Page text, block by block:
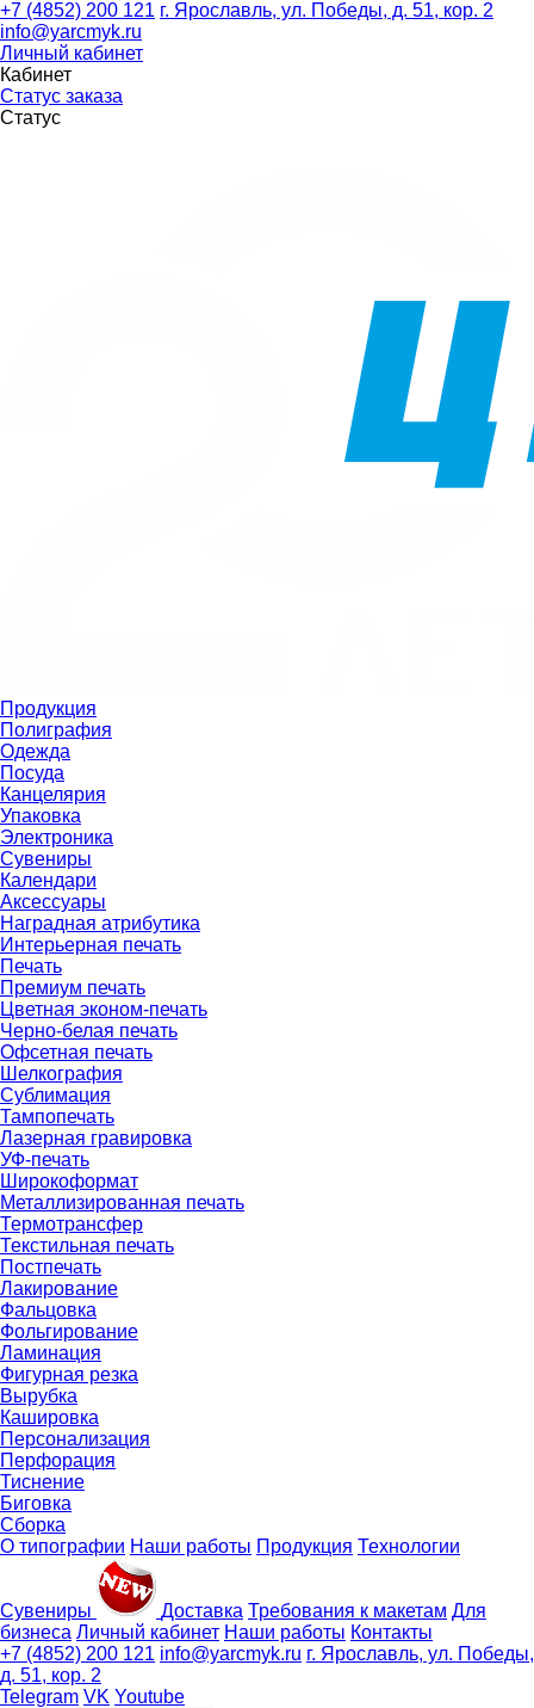
+7 (4852) 200 121 г. Ярославль, ул. Победы, д. 51, кор. 2
info@yarcmyk.ru
Личный кабинет
Кабинет
Статус заказа
Статус
Продукция
Полиграфия
Одежда
Посуда
Канцелярия
Упаковка
Электроника
Сувениры
Календари
Аксессуары
Наградная атрибутика
Интерьерная печать
Печать
Премиум печать
Цветная эконом-печать
Черно-белая печать
Офсетная печать
Шелкография
Сублимация
Тампопечать
Лазерная гравировка
УФ-печать
Широкоформат
Металлизированная печать
Термотрансфер
Текстильная печать
Постпечать
Лакирование
Фальцовка
Фольгирование
Ламинация
Фигурная резка
Вырубка
Кашировка
Персонализация
Перфорация
Тиснение
Биговка
Сборка
О типографии Наши работы Продукция Технологии
Сувениры Доставка Требования к макетам Для
бизнеса Личный кабинет Наши работы Контакты
+7 (4852) 200 121 info@yarcmyk.ru г. Ярославль, ул. Победы,
д. 51, кор. 2
Telegram VK Youtube